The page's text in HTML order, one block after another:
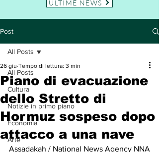
ULTIME NEWS
Post
All Posts
Cultura
Notizie in primo piano
Economia
Arte
All Posts
Piano di evacuazione
dello Stretto di
Hormuz sospeso dopo
attacco a una nave
26 giu Tempo di lettura: 3 min
Assadakah / National News Agency NNA